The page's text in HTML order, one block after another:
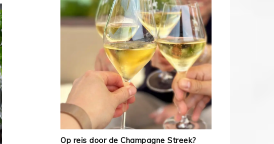
Op reis door de Champagne Streek?